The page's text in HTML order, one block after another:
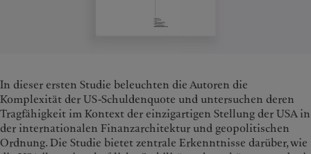
In dieser ersten Studie beleuchten die Autoren die
Komplexität der US-Schuldenquote und untersuchen deren
Tragfähigkeit im Kontext der einzigartigen Stellung der USA in
der internationalen Finanzarchitektur und geopolitischen
Ordnung. Die Studie bietet zentrale Erkenntnisse darüber, wie